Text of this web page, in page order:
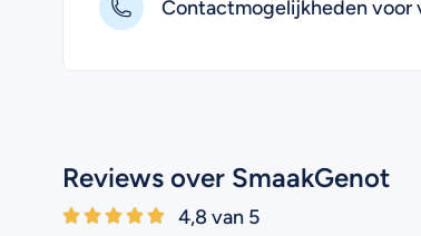
Contactmogelijkheden voor
Reviews over SmaakGenot
4,8 van 5